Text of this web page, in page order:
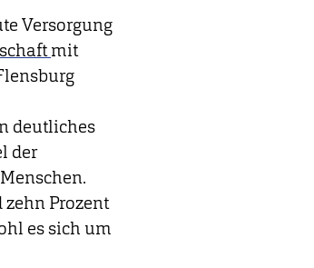
Versorgung
mit
deutliches
der
Prozent
es sich um